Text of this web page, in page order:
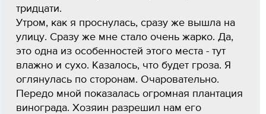
тридцати.
Утром, как я проснулась, сразу же вышла на
улицу. Сразу же мне стало очень жарко. Да,
это одна из особенностей этого места - тут
влажно и сухо. Казалось, что будет гроза. Я
оглянулась по сторонам. Очаровательно.
Передо мной показалась огромная плантация
винограда. Хозяин разрешил нам его